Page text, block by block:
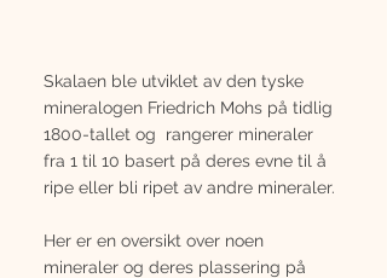
Skalaen ble utviklet av den tyske
mineralogen Friedrich Mohs på tidlig
1800-tallet og  rangerer mineraler
fra 1 til 10 basert på deres evne til å
ripe eller bli ripet av andre mineraler.
Her er en oversikt over noen
mineraler og deres plassering på